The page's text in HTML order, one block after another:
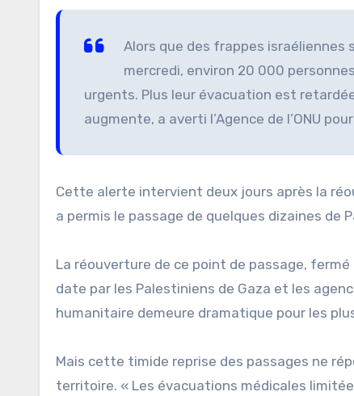
Alors que des frappes israéliennes
mercredi, environ 20 000
urgents. Plus leur évacuation est
augmente, a averti l’Agence de l’ONU
Cette alerte intervient deux jours après la
a permis le passage de quelques dizaines de
La réouverture de ce point de passage,
date par les Palestiniens de Gaza et les
humanitaire demeure dramatique pour les
Mais cette timide reprise des passages ne
territoire. « Les évacuations médicales